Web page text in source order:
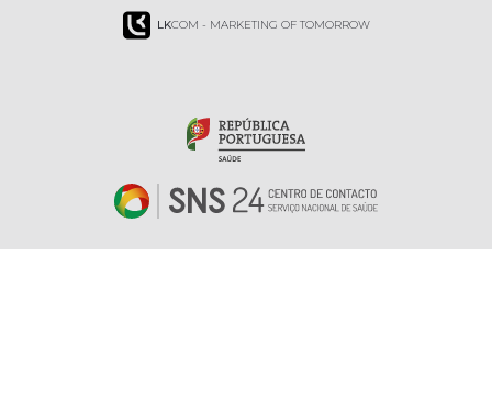
LKCOM - MARKETING OF TOMORROW